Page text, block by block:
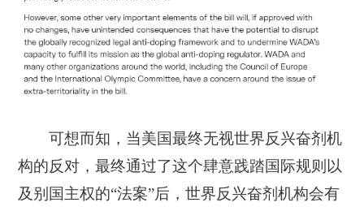
可想而知，当美国最终无视世界反兴奋剂机
构的反对，最终通过了这个肆意践踏国际规则以
及别国主权的“法案”后，世界反兴奋剂机构会有